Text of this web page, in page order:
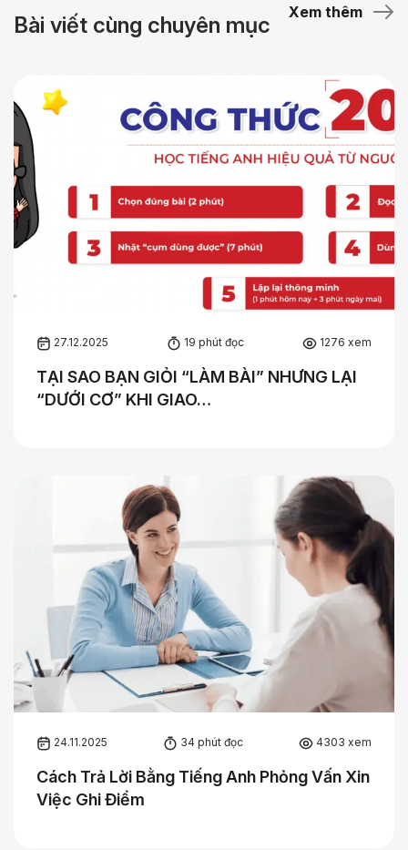
Bài viết cùng chuyên mục
Xem thêm
27.12.2025 19 phút đọc 1276 xem
TẠI SAO BẠN GIỎI “LÀM BÀI” NHƯNG LẠI
“DƯỚI CƠ” KHI GIAO…
24.11.2025 34 phút đọc 4303 xem
Cách Trả Lời Bằng Tiếng Anh Phỏng Vấn Xin
Việc Ghi Điểm